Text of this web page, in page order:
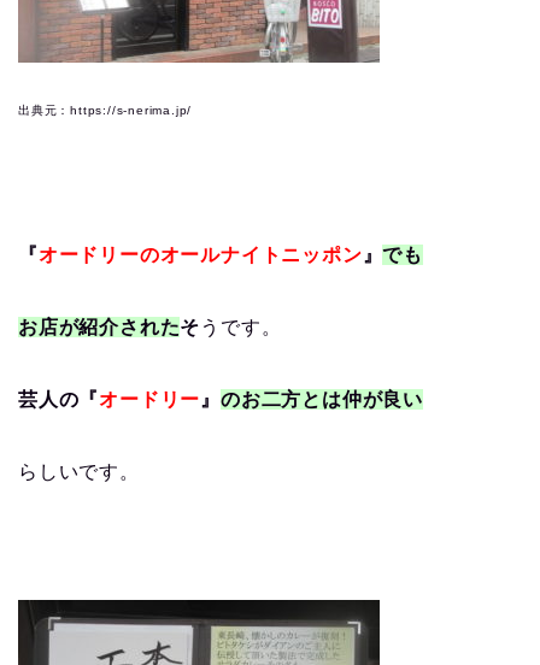
出典元：https://s-nerima.jp/
『オードリーのオールナイトニッポン 』でも
お店が紹介されたそ うです。
芸人の『オードリー 』のお二方とは仲が良い
らしいです。